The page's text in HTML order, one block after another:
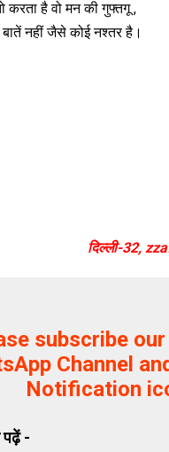
करता है वो मन की गुफ्तगू ,
नहीं जैसे कोई नश्तर है।
दिल्ली-32,
subscribe
Channel
Notification
पढ़ें -